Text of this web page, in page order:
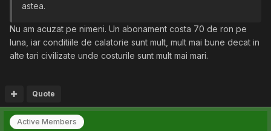
astea.
Nu am acuzat pe nimeni. Un abonament costa 70 de ron pe
luna, iar conditiile de calatorie sunt mult, mult mai bune decat in
alte tari civilizate unde costurile sunt mult mai mari.
Quote
Active Members